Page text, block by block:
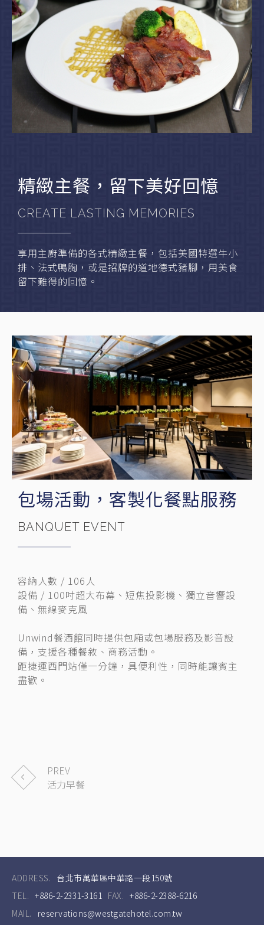
精緻主餐，留下美好回憶
CREATE LASTING MEMORIES
享用主廚準備的各式精緻主餐，包括美國特選牛小
排、法式鴨胸，或是招牌的道地德式豬腳，用美食
留下難得的回憶。
包場活動，客製化餐點服務
BANQUET EVENT
容納人數 / 106人
設備 / 100吋超大布幕、短焦投影機、獨立音響設
備、無線麥克風
Unwind餐酒館同時提供包廂或包場服務及影音設
備，支援各種餐敘、商務活動。
距捷運西門站僅一分鐘，具便利性，同時能讓賓主
盡歡。
PREV
活力早餐
ADDRESS. 台北市萬華區中華路一段150號
TEL. +886-2-2331-3161 FAX. +886-2-2388-6216
MAIL.
reservations@westgatehotel.com.tw